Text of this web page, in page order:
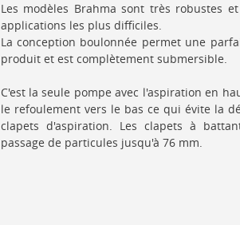
Les modèles Brahma sont très robustes
applications les plus difficiles.
La conception boulonnée permet une
produit et est complètement submersible.
C'est la seule pompe avec l'aspiration en
le refoulement vers le bas ce qui évite la
clapets d'aspiration. Les clapets à
passage de particules jusqu'à 76 mm.